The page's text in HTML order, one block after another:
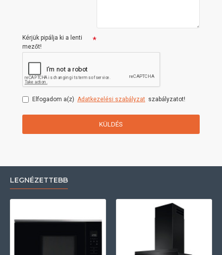
Kérjük pipálja ki a lenti
mezőt!
Elfogadom a(z) Adatkezelési szabályzat szabályzatot!
KÜLDÉS
LEGNÉZETTEBB